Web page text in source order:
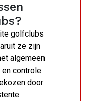
golfclubs
ze zijn
algemeen
controle
door